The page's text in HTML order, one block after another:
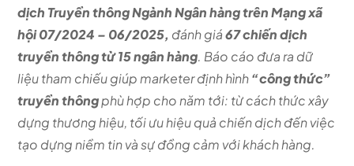
dịch Truyền thông Ngành Ngân hàng trên Mạng xã
hội 07/2024 – 06/2025, đánh giá67 chiến dịch
truyền thông từ 15 ngân hàng. Báo cáo đưa ra dữ
liệu tham chiếu giúp marketer định hình“công thức”
truyền thôngphù hợp cho năm tới: từ cách thức xây
dựng thương hiệu, tối ưu hiệu quả chiến dịch đến việc
tạo dựng niềm tin và sự đồng cảm với khách hàng.